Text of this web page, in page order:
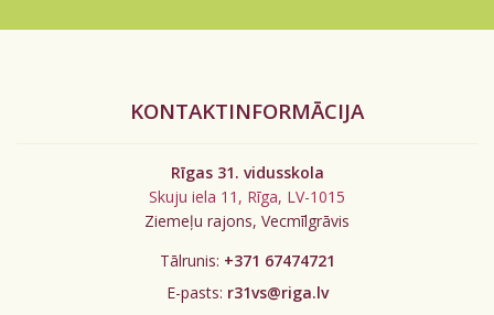
KONTAKTINFORMĀCIJA
Rīgas 31. vidusskola
Skuju iela 11, Rīga, LV-1015
Ziemeļu rajons, Vecmīlgrāvis
Tālrunis: +371 67474721
E-pasts: r31vs@riga.lv